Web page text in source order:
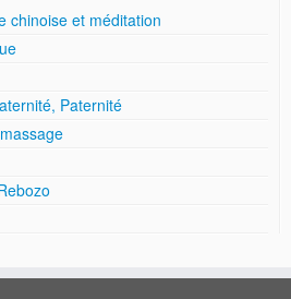
chinoise et méditation
Paternité